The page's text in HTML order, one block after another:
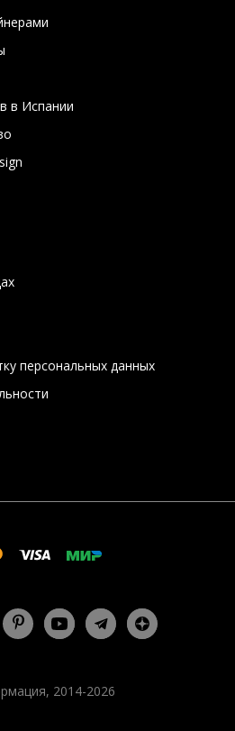
в Испании
персональных данных
2014-2026